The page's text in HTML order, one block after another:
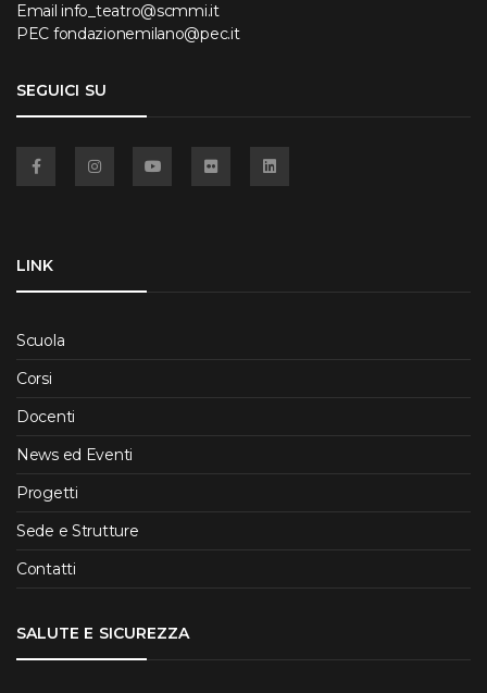
Email info_teatro@scmmi.it
PEC fondazionemilano@pec.it
SEGUICI SU
LINK
Scuola
Corsi
Docenti
News ed Eventi
Progetti
Sede e Strutture
Contatti
SALUTE E SICUREZZA